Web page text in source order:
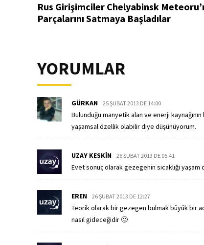
Rus Girişimciler Chelyabinsk
Parçalarını Satmaya Başladılar
YORUMLAR
GÜRKAN 25 ŞUBAT 2013 DE 14:00
Bulunduğu manyetik alan ve enerji
yaşamsal özellik olabilir diye düşünüyorum.
UZAY KESKIN 26 ŞUBAT 2013 DE 05:41
Evet sonuç olarak gezegenin sıcaklığı
EREN 26 ŞUBAT 2013 DE 12:27
Teorik olarak bir gezegen bulmak büyük bir
nasıl gideceğidir 🙂